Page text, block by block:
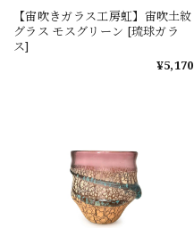
【宙吹きガラス工房虹】宙吹土紋
グラス モスグリーン [琉球ガラ
ス]
¥5,170